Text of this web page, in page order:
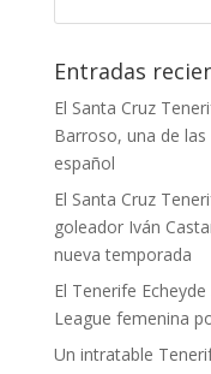
Entradas
El Santa Cruz
Barroso, una de
español
El Santa Cruz
goleador Iván
nueva temporada
El Tenerife
League femenina
Un intratable